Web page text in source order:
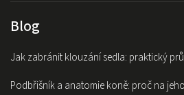
Blog
Jak zabránit klouzání sedla: praktický
Podbřišník a anatomie koně: proč na